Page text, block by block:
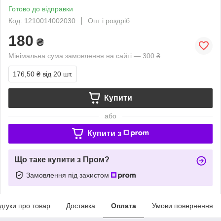
Готово до відправки
Код: 1210014002030
Опт і роздріб
180 ₴
Мінімальна сума замовлення на сайті — 300 ₴
176,50 ₴ від 20 шт.
Купити
або
Купити з
Що таке купити з Пром?
Замовлення під захистом
про товар Доставка Оплата Умови повернення